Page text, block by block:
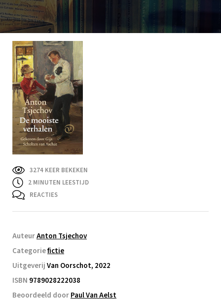
3274 KEER BEKEKEN
2 MINUTEN LEESTIJD
REACTIES
AuteurAnton Tsjechov
Categoriefictie
UitgeverijVan Oorschot, 2022
ISBN 9789028222038
Beoordeeld doorPaul Van Aelst